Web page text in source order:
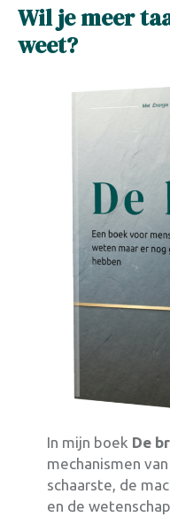
Wil je meer
weet?
In mijn boek De
mechanismen
schaarste, de
en de